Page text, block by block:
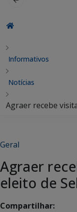
Informativos
Notícias
Agraer recebe
Geral
Agraer
eleito de
Compartilhar: